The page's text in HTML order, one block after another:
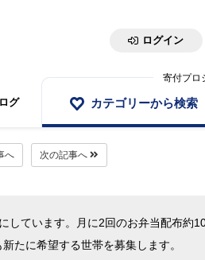
ログイン
グ
寄付プロ
カテゴリーから検索
へ 次の記事へ
ています。月に2回のお弁当配布約
たに希望する世帯を募集します。